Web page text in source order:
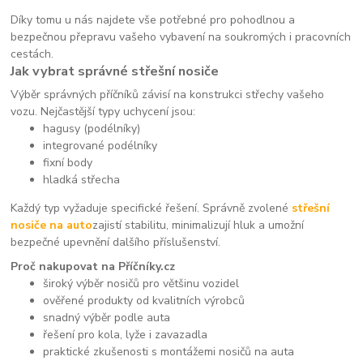
Díky tomu u nás najdete vše potřebné pro pohodlnou a
bezpečnou přepravu vašeho vybavení na soukromých i pracovních
cestách.
Jak vybrat správné střešní nosiče
Výběr správných příčníků závisí na konstrukci střechy vašeho
vozu. Nejčastější typy uchycení jsou:
hagusy (podélníky)
integrované podélníky
fixní body
hladká střecha
Každý typ vyžaduje specifické řešení. Správně zvolené střešní
nosiče na autozajistí stabilitu, minimalizují hluk a umožní
bezpečné upevnění dalšího příslušenství.
Proč nakupovat na Příčníky.cz
široký výběr nosičů pro většinu vozidel
ověřené produkty od kvalitních výrobců
snadný výběr podle auta
řešení pro kola, lyže i zavazadla
praktické zkušenosti s montážemi nosičů na auta